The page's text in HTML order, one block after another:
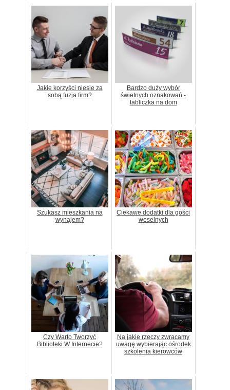
Jakie korzyści niesie za
sobą fuzja firm?
Bardzo duży wybór
świetnych oznakowań -
tabliczka na dom
Szukasz mieszkania na
wynajem?
Ciekawe dodatki dla gości
weselnych
Czy Warto Tworzyć
Biblioteki W Internecie?
Na jakie rzeczy zwracamy
uwagę wybierając ośrodek
szkolenia kierowców